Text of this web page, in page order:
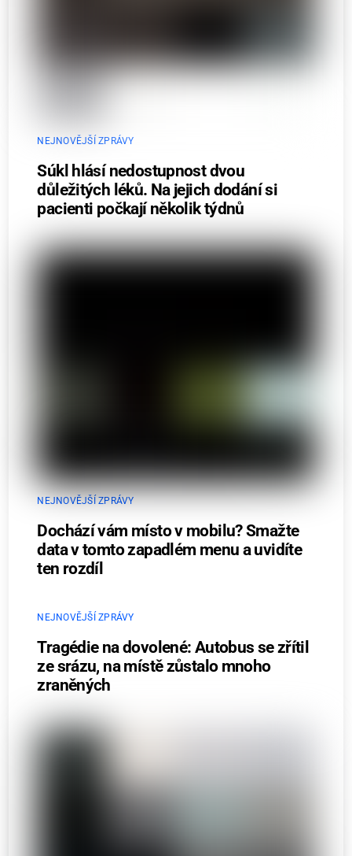
NEJNOVĚJŠÍ ZPRÁVY
Súkl hlásí nedostupnost dvou
důležitých léků. Na jejich dodání si
pacienti počkají několik týdnů
NEJNOVĚJŠÍ ZPRÁVY
Dochází vám místo v mobilu? Smažte
data v tomto zapadlém menu a uvidíte
ten rozdíl
NEJNOVĚJŠÍ ZPRÁVY
Tragédie na dovolené: Autobus se zřítil
ze srázu, na místě zůstalo mnoho
zraněných